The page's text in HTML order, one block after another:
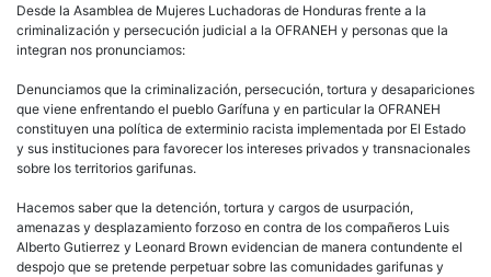
la
OFRANEH
Desde la Asamblea de Mujeres Luchadoras de Honduras frente a la
criminalización y persecución judicial a la OFRANEH y personas que la
integran nos pronunciamos:
Denunciamos que la criminalización, persecución, tortura y desapariciones
que viene enfrentando el pueblo Garífuna y en particular la OFRANEH
constituyen una política de exterminio racista implementada por El Estado
y sus instituciones para favorecer los intereses privados y transnacionales
sobre los territorios garifunas.
Hacemos saber que la detención, tortura y cargos de usurpación,
amenazas y desplazamiento forzoso en contra de los compañeros Luis
Alberto Gutierrez y Leonard Brown evidencian de manera contundente el
despojo que se pretende perpetuar sobre las comunidades garifunas y